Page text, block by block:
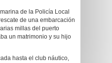
de la Policía Local
de una embarcación
millas del puerto
un matrimonio y su hijo
hasta el club náutico,